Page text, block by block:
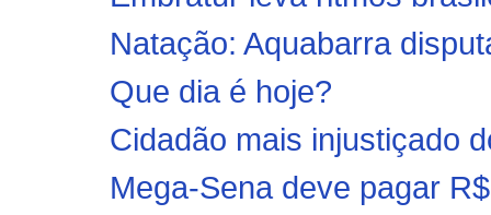
Natação: Aquabarra
Que dia é hoje?
Cidadão mais injustiçado
Mega-Sena deve pagar